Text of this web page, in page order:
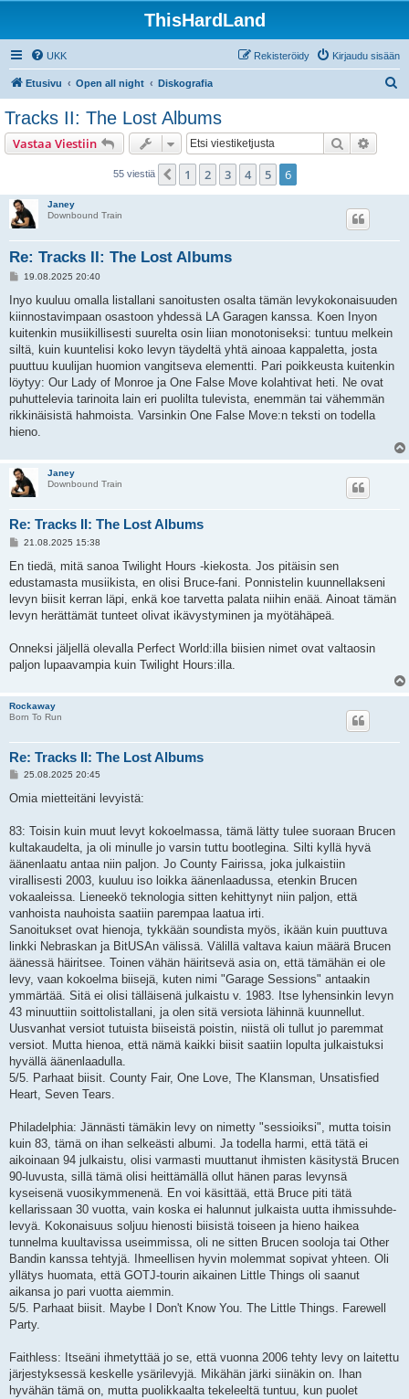
ThisHardLand
UKK Kirjaudu sisään
Rekisteröidy
Etusivu Open all night Diskografia
Tracks II: The Lost Albums
Vastaa Viestiin Etsi
55 viestiä Edellinen
1 2 3 4 5 6
Janey
Downbound Train
Re: Tracks II: The Lost Albums
V
e
s
t
i
19.08.2025 20:40
Inyo kuuluu omalla listallani sanoitusten osalta tämän levykokonaisuuden
kiinnostavimpaan osastoon yhdessä LA Garagen kanssa. Koen Inyon
kuitenkin musiikillisesti suurelta osin liian monotoniseksi: tuntuu melkein
siltä, kuin kuuntelisi koko levyn täydeltä yhtä ainoaa kappaletta, josta
puuttuu kuulijan huomion vangitseva elementti. Pari poikkeusta kuitenkin
löytyy: Our Lady of Monroe ja One False Move kolahtivat heti. Ne ovat
puhuttelevia tarinoita lain eri puolilta tulevista, enemmän tai vähemmän
rikkinäisistä hahmoista. Varsinkin One False Move:n teksti on todella
hieno.
Janey
Downbound Train
Re: Tracks II: The Lost Albums
V
e
t
i
21.08.2025 15:38
En tiedä, mitä sanoa Twilight Hours -kiekosta. Jos pitäisin sen
edustamasta musiikista, en olisi Bruce-fani. Ponnistelin kuunnellakseni
levyn biisit kerran läpi, enkä koe tarvetta palata niihin enää. Ainoat tämän
levyn herättämät tunteet olivat ikävystyminen ja myötähäpeä.
Onneksi jäljellä olevalla Perfect World:illa biisien nimet ovat valtaosin
paljon lupaavampia kuin Twilight Hours:illa.
Rockaway
Born To Run
Re: Tracks II: The Lost Albums
V
e
i
25.08.2025 20:45
Omia mietteitäni levyistä:
83: Toisin kuin muut levyt kokoelmassa, tämä lätty tulee suoraan Brucen
kultakaudelta, ja oli minulle jo varsin tuttu bootlegina. Silti kyllä hyvä
äänenlaatu antaa niin paljon. Jo County Fairissa, joka julkaistiin
virallisesti 2003, kuuluu iso loikka äänenlaadussa, etenkin Brucen
vokaaleissa. Lieneekö teknologia sitten kehittynyt niin paljon, että
vanhoista nauhoista saatiin parempaa laatua irti.
Sanoitukset ovat hienoja, tykkään soundista myös, ikään kuin puuttuva
linkki Nebraskan ja BitUSAn välissä. Välillä valtava kaiun määrä Brucen
äänessä häiritsee. Toinen vähän häiritsevä asia on, että tämähän ei ole
levy, vaan kokoelma biisejä, kuten nimi "Garage Sessions" antaakin
ymmärtää. Sitä ei olisi tälläisenä julkaistu v. 1983. Itse lyhensinkin levyn
43 minuuttiin soittolistallani, ja olen sitä versiota lähinnä kuunnellut.
Uusvanhat versiot tutuista biiseistä poistin, niistä oli tullut jo paremmat
versiot. Mutta hienoa, että nämä kaikki biisit saatiin lopulta julkaistuksi
hyvällä äänenlaadulla.
5/5. Parhaat biisit. County Fair, One Love, The Klansman, Unsatisfied
Heart, Seven Tears.
Philadelphia: Jännästi tämäkin levy on nimetty "sessioiksi", mutta toisin
kuin 83, tämä on ihan selkeästi albumi. Ja todella harmi, että tätä ei
aikoinaan 94 julkaistu, olisi varmasti muuttanut ihmisten käsitystä Brucen
90-luvusta, sillä tämä olisi heittämällä ollut hänen paras levynsä
kyseisenä vuosikymmenenä. En voi käsittää, että Bruce piti tätä
kellarissaan 30 vuotta, vain koska ei halunnut julkaista uutta ihmissuhde-
levyä. Kokonaisuus soljuu hienosti biisistä toiseen ja hieno haikea
tunnelma kuultavissa useimmissa, oli ne sitten Brucen sooloja tai Other
Bandin kanssa tehtyjä. Ihmeellisen hyvin molemmat sopivat yhteen. Oli
yllätys huomata, että GOTJ-tourin aikainen Little Things oli saanut
aikansa jo pari vuotta aiemmin.
5/5. Parhaat biisit. Maybe I Don't Know You. The Little Things. Farewell
Party.
Faithless: Itseäni ihmetyttää jo se, että vuonna 2006 tehty levy on laitettu
järjestyksessä keskelle ysärilevyjä. Mikähän järki siinäkin on. Ihan
hyvähän tämä on, mutta puolikkaalta tekeleeltä tuntuu, kun puolet